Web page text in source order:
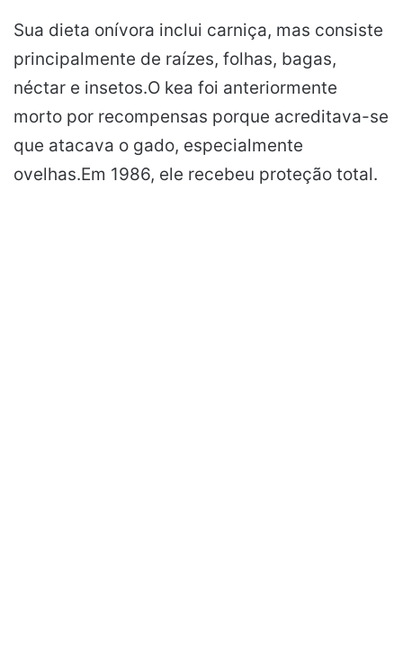
Sua dieta onívora inclui carniça, mas consiste
principalmente de raízes, folhas, bagas,
néctar e insetos.O kea foi anteriormente
morto por recompensas porque acreditava-se
que atacava o gado, especialmente
ovelhas.Em 1986, ele recebeu proteção total.